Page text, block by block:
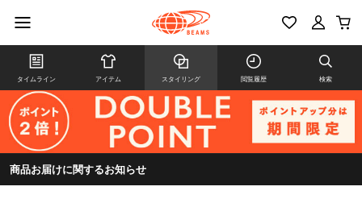
タイムライン アイテム スタイリング 閲覧履歴 検索
商品お届けに関するお知らせ